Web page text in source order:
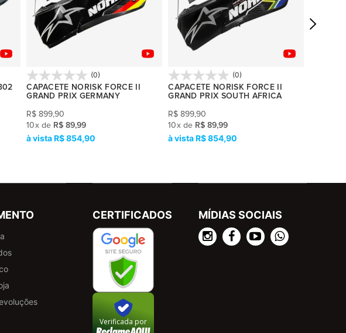
(0)
CAPACETE NORISK FORCE II
GRAND PRIX GERMANY
R$ 899,90
10x de R$ 89,99
R$ 854,90
(0)
CAPACETE NORISK FORCE II
GRAND PRIX SOUTH AFRICA
R$ 899,90
10x de R$ 89,99
R$ 854,90
CERTIFICADOS
Verificada por
MÍDIAS SOCIAIS